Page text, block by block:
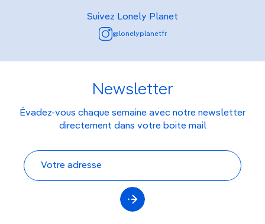
Suivez Lonely Planet
@lonelyplanetfr
Newsletter
Évadez-vous chaque semaine avec notre newsletter
directement dans votre boite mail